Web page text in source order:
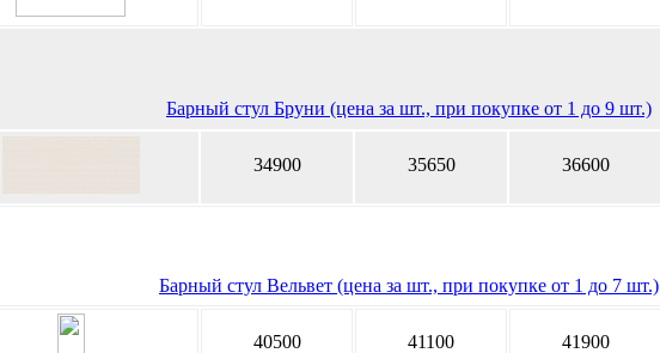
Барный стул Бруни (цена за шт., при покупке от 1 до 9 шт.)
34900 35650 36600
Барный стул Вельвет (цена за шт., при покупке от 1 до 7 шт.)
40500 41100 41900